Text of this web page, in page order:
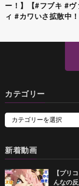
ー！】【#フブキ #ヴ
ィ #カワいさ拡散中！
カテゴリー
新着動画
【プリ
んなの